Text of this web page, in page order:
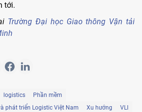
tới.
Trường Đại học Giao thông Vận tải
logistics
Phần mềm
phát triển Logistic Việt Nam
Xu hướng
VLI